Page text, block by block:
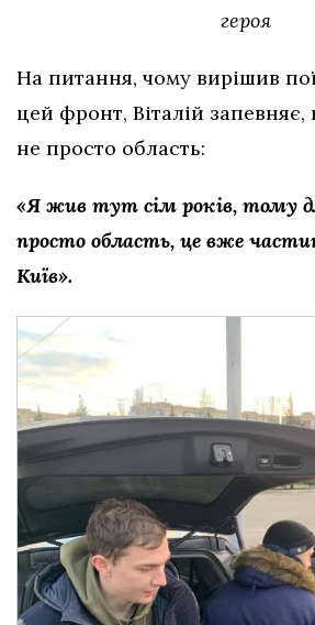
героя
На питання, чому вирішив
цей фронт, Віталій
не просто область:
«Я жив тут сім років, тому
просто область, це вже
Київ».